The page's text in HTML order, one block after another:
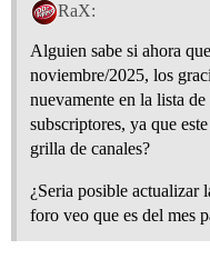
RaX:
Alguien sabe si ahora
noviembre/2025, los
nuevamente en la lista
subscriptores, ya que
grilla de canales?
¿Seria posible actualizar
foro veo que es del mes